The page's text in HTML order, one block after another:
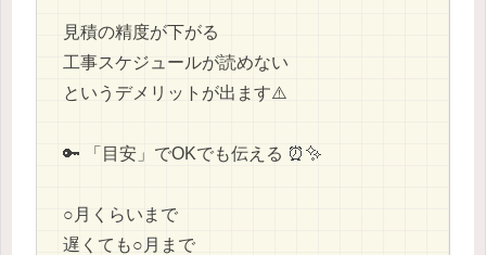
見積の精度が下がる
工事スケジュールが読めない
というデメリットが出ます⚠️
🔑 「目安」でOKでも伝える ⏰✨
○月くらいまで
遅くても○月まで